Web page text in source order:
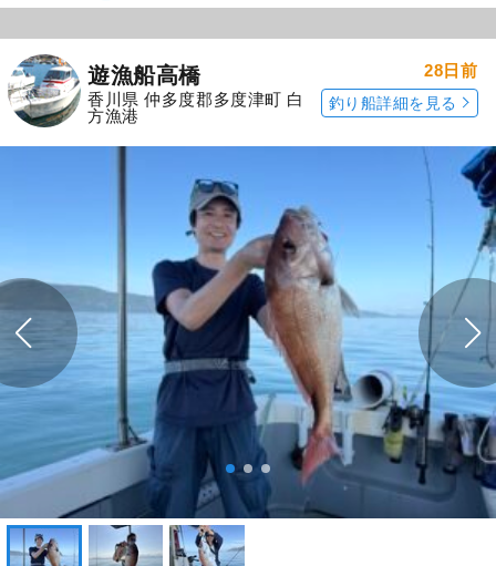
遊漁船高橋
香川県 仲多度郡多度津町 白
方漁港
28日前
釣り船詳細を見る